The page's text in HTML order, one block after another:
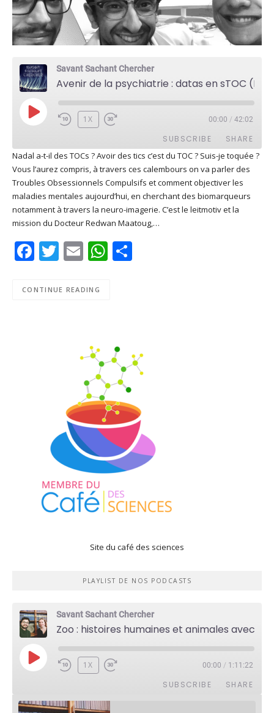
Savant Sachant Chercher
PLAY
EPISODE
1X 00:00 / 42:02
SUBSCRIBE SHARE
Apple Podcasts Deezer
Google Play PocketCasts
Podcast Addict RSS
RSS FEED
SHARE
LINK
EMBED
Nadal a-t-il des TOCs ? Avoir des tics c’est du TOC ? Suis-je toquée ?
Vous l’aurez compris, à travers ces calembours on va parler des
Troubles Obsessionnels Compulsifs et comment objectiver les
maladies mentales aujourd’hui, en cherchant des biomarqueurs
notamment à travers la neuro-imagerie. C’est le leitmotiv et la
mission du Docteur Redwan Maatoug,…
Facebook
Twitter
EmailWhatsApp
CONTINUE READING
Site du café des sciences
PLAYLIST DE NOS PODCASTS
Savant Sachant Chercher
PLAY
EPISODE
1X 00:00 / 1:11:22
SUBSCRIBE SHARE